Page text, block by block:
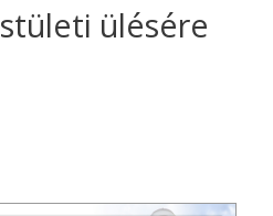
ülésére